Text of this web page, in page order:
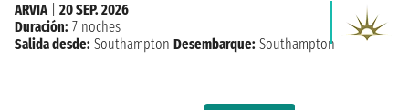
ARVIA| 20 SEP. 2026
Duración: 7 noches
Salida desde: Southampton Desembarque: Southampton